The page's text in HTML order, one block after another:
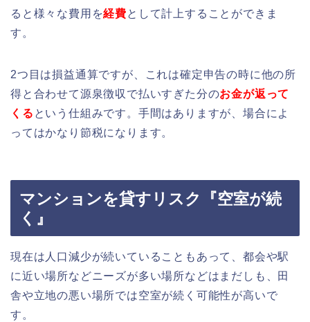
ると様々な費用を経費として計上することができま
す。
2つ目は損益通算ですが、これは確定申告の時に他の所
得と合わせて源泉徴収で払いすぎた分のお金が返って
くる という仕組みです。手間はありますが、場合によ
ってはかなり節税になります。
マンションを貸すリスク『空室が続
く』
現在は人口減少が続いていることもあって、都会や駅
に近い場所などニーズが多い場所などはまだしも、田
舎や立地の悪い場所では空室が続く可能性が高いで
す。